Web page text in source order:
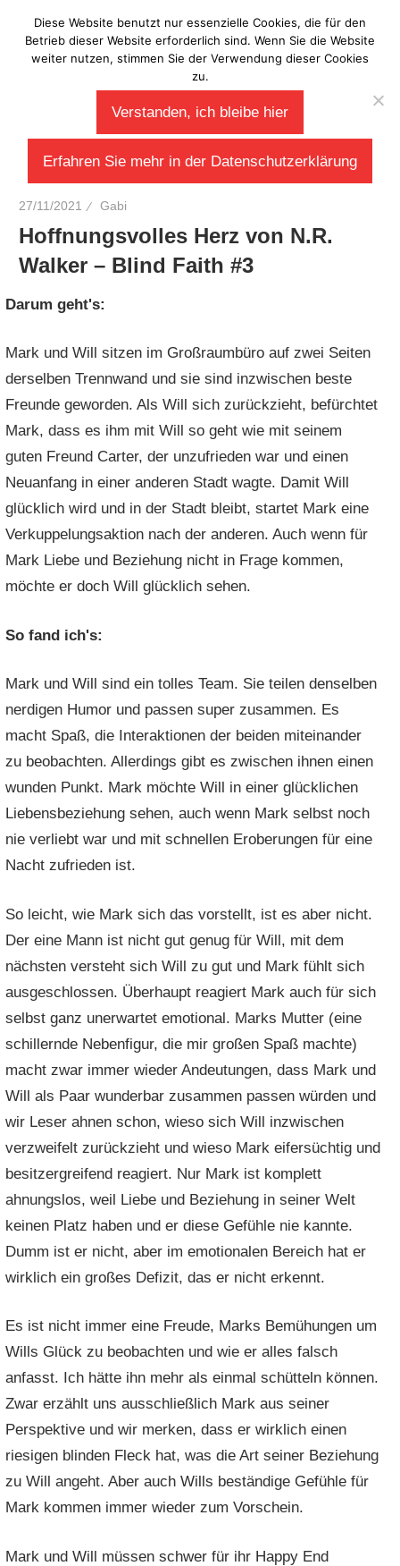
Inhalt
springen
Laberladen
27/11/2021 Gabi
Hoffnungsvolles Herz von N.R.
Walker – Blind Faith #3
Darum geht's:
Mark und Will sitzen im Großraumbüro auf zwei Seiten
derselben Trennwand und sie sind inzwischen beste
Freunde geworden. Als Will sich zurückzieht, befürchtet
Mark, dass es ihm mit Will so geht wie mit seinem
guten Freund Carter, der unzufrieden war und einen
Neuanfang in einer anderen Stadt wagte. Damit Will
glücklich wird und in der Stadt bleibt, startet Mark eine
Verkuppelungsaktion nach der anderen. Auch wenn für
Mark Liebe und Beziehung nicht in Frage kommen,
möchte er doch Will glücklich sehen.
So fand ich's:
Mark und Will sind ein tolles Team. Sie teilen denselben
nerdigen Humor und passen super zusammen. Es
macht Spaß, die Interaktionen der beiden miteinander
zu beobachten. Allerdings gibt es zwischen ihnen einen
wunden Punkt. Mark möchte Will in einer glücklichen
Liebensbeziehung sehen, auch wenn Mark selbst noch
nie verliebt war und mit schnellen Eroberungen für eine
Nacht zufrieden ist.
So leicht, wie Mark sich das vorstellt, ist es aber nicht.
Der eine Mann ist nicht gut genug für Will, mit dem
nächsten versteht sich Will zu gut und Mark fühlt sich
ausgeschlossen. Überhaupt reagiert Mark auch für sich
selbst ganz unerwartet emotional. Marks Mutter (eine
schillernde Nebenfigur, die mir großen Spaß machte)
macht zwar immer wieder Andeutungen, dass Mark und
Will als Paar wunderbar zusammen passen würden und
wir Leser ahnen schon, wieso sich Will inzwischen
verzweifelt zurückzieht und wieso Mark eifersüchtig und
besitzergreifend reagiert. Nur Mark ist komplett
ahnungslos, weil Liebe und Beziehung in seiner Welt
keinen Platz haben und er diese Gefühle nie kannte.
Dumm ist er nicht, aber im emotionalen Bereich hat er
wirklich ein großes Defizit, das er nicht erkennt.
Es ist nicht immer eine Freude, Marks Bemühungen um
Wills Glück zu beobachten und wie er alles falsch
anfasst. Ich hätte ihn mehr als einmal schütteln können.
Zwar erzählt uns ausschließlich Mark aus seiner
Perspektive und wir merken, dass er wirklich einen
riesigen blinden Fleck hat, was die Art seiner Beziehung
zu Will angeht. Aber auch Wills beständige Gefühle für
Mark kommen immer wieder zum Vorschein.
Mark und Will müssen schwer für ihr Happy End
Diese Website benutzt nur essenzielle Cookies, die für den
Betrieb dieser Website erforderlich sind. Wenn Sie die Website
weiter nutzen, stimmen Sie der Verwendung dieser Cookies
zu.
Verstanden, ich bleibe hier
Erfahren Sie mehr in der Datenschutzerklärung